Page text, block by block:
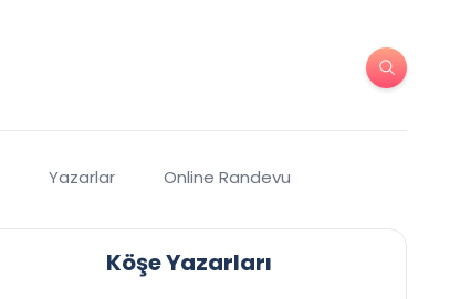
Yazarlar Online Randevu
Köşe Yazarları